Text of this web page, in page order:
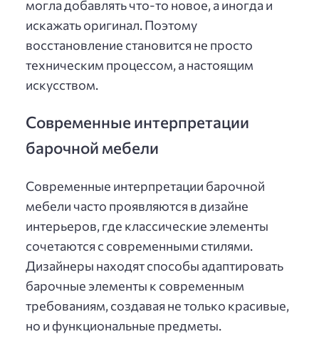
могла добавлять что-то новое, а иногда и
искажать оригинал. Поэтому
восстановление становится не просто
техническим процессом, а настоящим
искусством.
Современные интерпретации
барочной мебели
Современные интерпретации барочной
мебели часто проявляются в дизайне
интерьеров, где классические элементы
сочетаются с современными стилями.
Дизайнеры находят способы адаптировать
барочные элементы к современным
требованиям, создавая не только красивые,
но и функциональные предметы.